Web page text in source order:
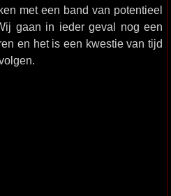
met een band van potentieel
gaan in ieder geval nog een
en het is een kwestie van tijd